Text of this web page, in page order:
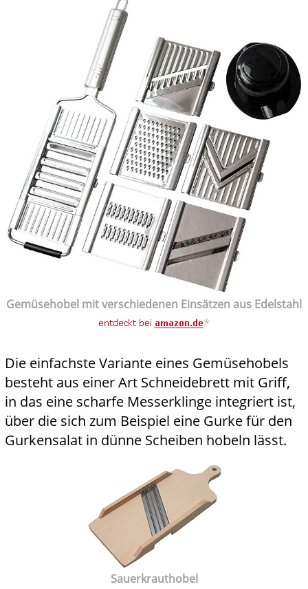
Gemüsehobel mit verschiedenen Einsätzen aus Edelstahl
*
Die einfachste Variante eines Gemüsehobels
besteht aus einer Art Schneidebrett mit Griff,
in das eine scharfe Messerklinge integriert ist,
über die sich zum Beispiel eine Gurke für den
Gurkensalat in dünne Scheiben hobeln lässt.
Sauerkrauthobel